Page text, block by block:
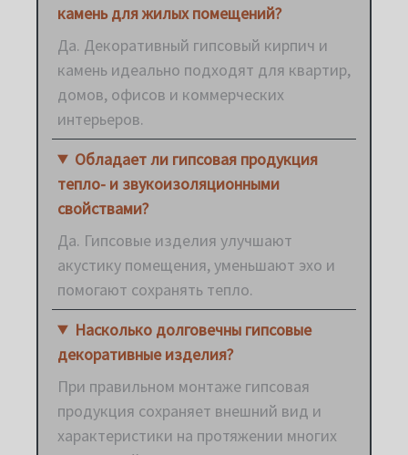
камень для жилых помещений?
Да. Декоративный гипсовый кирпич и
камень идеально подходят для квартир,
домов, офисов и коммерческих
интерьеров.
Обладает ли гипсовая продукция
тепло- и звукоизоляционными
свойствами?
Да. Гипсовые изделия улучшают
акустику помещения, уменьшают эхо и
помогают сохранять тепло.
Насколько долговечны гипсовые
декоративные изделия?
При правильном монтаже гипсовая
продукция сохраняет внешний вид и
характеристики на протяжении многих